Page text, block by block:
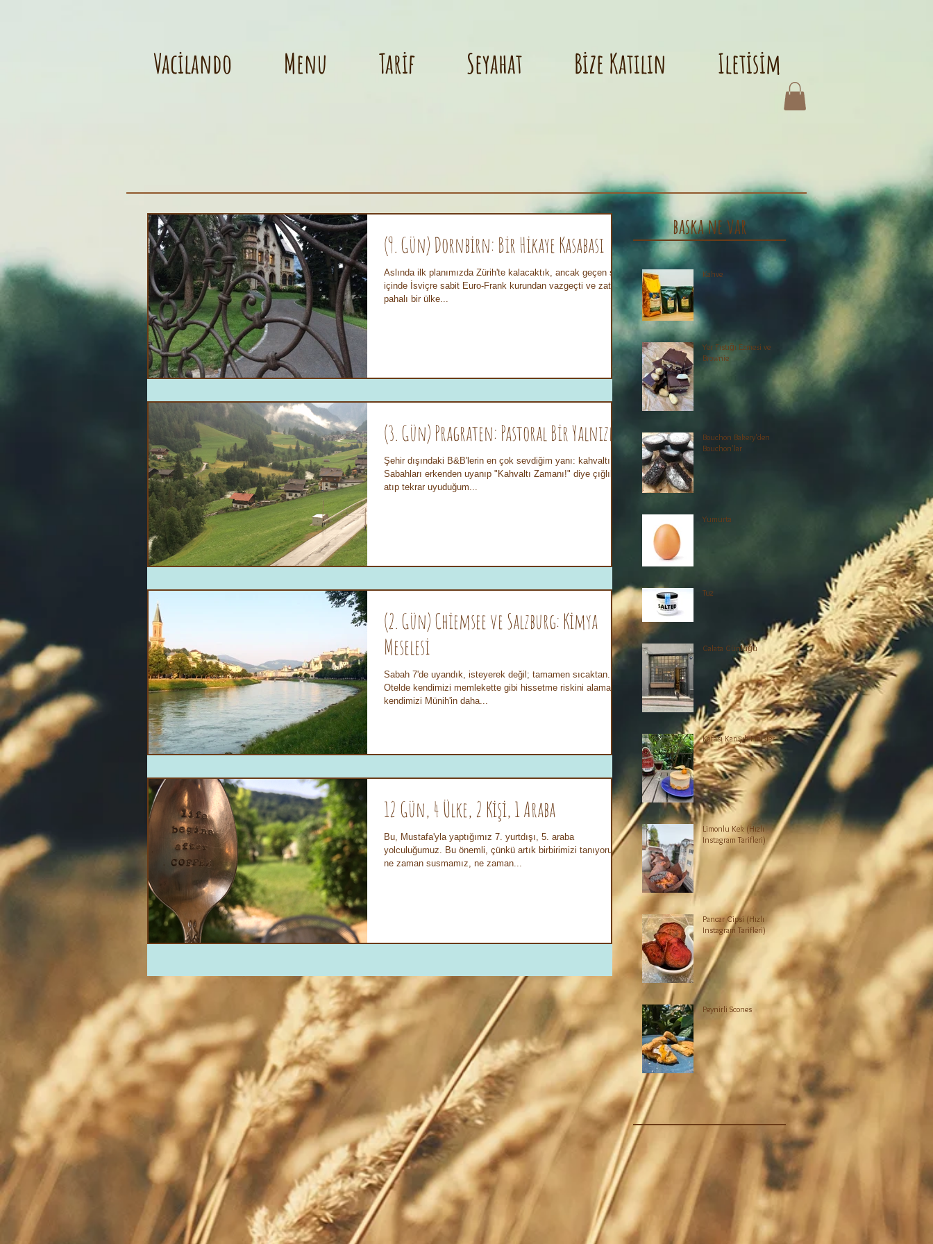
Vacilando Menu Tarif Seyahat Bize Katılın Iletisim
(9. Gün) Dornbirn: Bir Hikaye Kasabası
Aslında ilk planımızda Zürih'te kalacaktık, ancak geçen süre
içinde İsviçre sabit Euro-Frank kurundan vazgeçti ve zaten
pahalı bir ülke...
(3. Gün) Pragraten: Pastoral Bir Yalnızlık
Şehir dışındaki B&B'lerin en çok sevdiğim yanı: kahvaltı...
Sabahları erkenden uyanıp "Kahvaltı Zamanı!" diye çığlık
atıp tekrar uyuduğum...
(2. Gün) Chiemsee ve Salzburg: Kimya
Meselesi
Sabah 7'de uyandık, isteyerek değil; tamamen sıcaktan.
Otelde kendimizi memlekette gibi hissetme riskini alamayıp
kendimizi Münih'in daha...
12 Gün, 4 Ülke, 2 Kişi, 1 Araba
Bu, Mustafa'yla yaptığımız 7. yurtdışı, 5. araba
yolculuğumuz. Bu önemli, çünkü artık birbirimizi tanıyoruz;
ne zaman susmamız, ne zaman...
baska ne var
Kahve
Yer Fıstığı Ezmesi ve
Brownie
Bouchon Bakery'den
Bouchon'lar
Yumurta
Tuz
Galata Günlüğü
Kafası Karışık Fraisier
Limonlu Kek (Hızlı
Instagram Tarifleri)
Pancar Cipsi (Hızlı
Instagram Tarifleri)
Peynirli Scones